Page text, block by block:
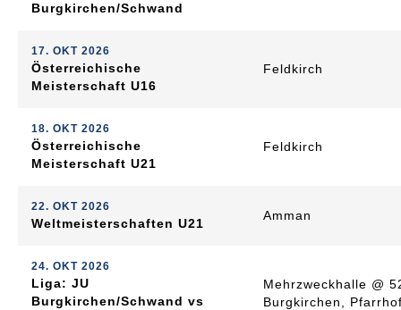
Burgkirchen/Schwand
17. OKT 2026
Österreichische
Meisterschaft U16
Feldkirch
18. OKT 2026
Österreichische
Meisterschaft U21
Feldkirch
22. OKT 2026
Weltmeisterschaften U21
Amman
24. OKT 2026
Liga: JU
Burgkirchen/Schwand vs
Mehrzweckhalle @
Burgkirchen,